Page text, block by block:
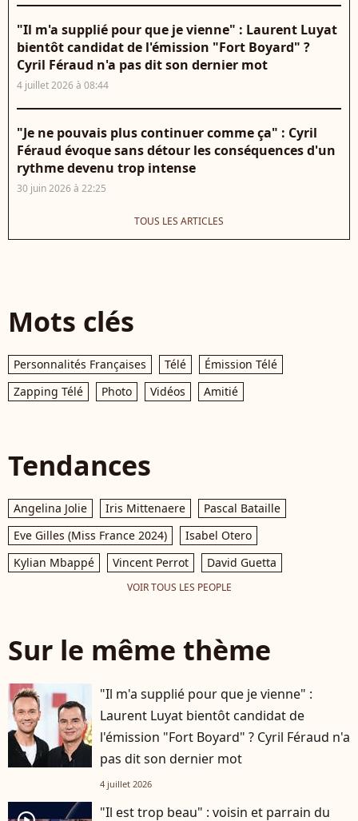
"Il m'a supplié pour que je vienne" : Laurent Luyat
bientôt candidat de l'émission "Fort Boyard" ?
Cyril Féraud n'a pas dit son dernier mot
4 juillet 2026 à 08:44
"Je ne pouvais plus continuer comme ça" : Cyril
Féraud évoque sans détour les conséquences d'un
rythme devenu trop intense
30 juin 2026 à 22:25
TOUS LES ARTICLES
Mots clés
Personnalités Françaises Télé
Émission Télé
Zapping Télé
Photo Vidéos Amitié
Tendances
Angelina Jolie Iris Mittenaere
Pascal Bataille
Eve Gilles (Miss France 2024)
Isabel Otero
Kylian Mbappé
Vincent Perrot David Guetta
VOIR TOUS LES PEOPLE
Sur le même thème
"Il m'a supplié pour que je vienne" :
Laurent Luyat bientôt candidat de
l'émission "Fort Boyard" ? Cyril Féraud n'a
pas dit son dernier mot
4 juillet 2026
"Il est trop beau" : voisin et parrain du